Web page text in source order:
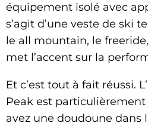
équipement isolé avec
s’agit d’une veste de ski
le all mountain, le
met l’accent sur la
Et c’est tout à fait réussi.
Peak est
avez une doudoune dans